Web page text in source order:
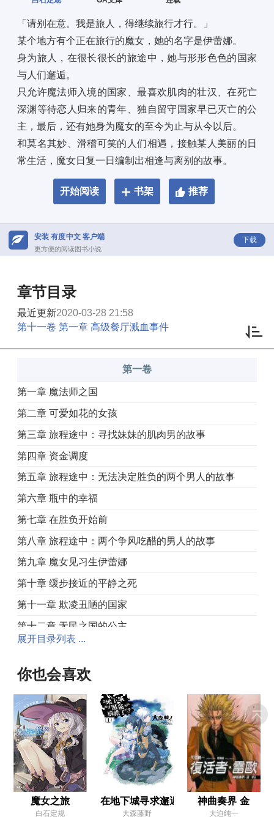
「请别在意。我是旅人，得继续旅行才行。」
某个地方有个正在旅行的魔女，她的名字是伊蕾娜。
身为旅人，在很长很长的旅途中，她与形形色色的国家
与人们邂逅。
只允许魔法师入境的国家、最喜欢肌肉的壮汉、在死亡
深渊等待恋人归来的青年、独自留守国家早已灭亡的公
主，最后，还有她身为魔女的至今为止与从今以后。
和莫名其妙、滑稽可笑的人们相遇，接触某人美丽的日
常生活，魔女日复一日编制出相逢与离别的故事。
开始阅读 书架 推荐
安装 有度中文 客户端
更方便的阅读图书小说
下载
章节目录
最近更新2020-03-28 21:58
第十一卷 第一章 高级餐厅溅血事件
第一卷
第一章 魔法师之国
第二章 可爱如花的女孩
第三章 旅程途中：寻找妹妹的肌肉男的故事
第四章 资金调度
第五章 旅程途中：无法决定胜负的两个男人的故事
第六章 瓶中的幸福
第七章 在胜负开始前
第八章 旅程途中：两个争风吃醋的男人的故事
第九章 魔女见习生伊蕾娜
第十章 缓步接近的平静之死
第十一章 欺凌丑陋的国家
第十二章 无民之国的公主
第十三章 旅程的开始
第十四章 王立瑟雷斯特利亚
魔女之旅小册子「赋予生命的魔药」
插图
第二卷
序章
第一章 魔法师至上之国
第二章 和平的武器运用法
展开目录列表 ...
你也会喜欢
魔女之旅
白石定规
在地下城寻求邂逅是否搞错了什么
大森藤野
神曲奏界 金
大迫纯一